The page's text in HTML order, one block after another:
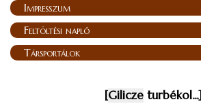
Impresszum
Feltöltési napló
Társportálok
[Giliczeturbékol...]